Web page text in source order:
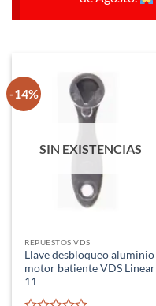
-14%
SIN EXISTENCIAS
REPUESTOS VDS
Llave desbloqueo aluminio
motor batiente VDS Linear
11